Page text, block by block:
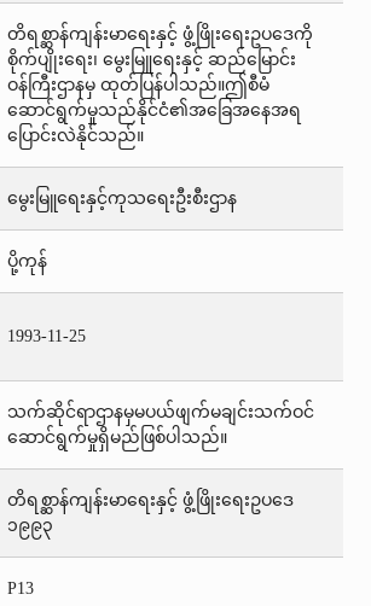
တိရစ္ဆာန်ကျန်းမာရေးနှင့် ဖွံ့ဖြိုးရေးဥပဒေကို
စိုက်ပျိုးရေး၊ မွေးမြူရေးနှင့် ဆည်မြောင်း
ဝန်ကြီးဌာနမှ ထုတ်ပြန်ပါသည်။ဤစီမံ
ဆောင်ရွက်မှုသည်နိုင်ငံ၏အခြေအနေအရ
ပြောင်းလဲနိုင်သည်။
မွေးမြူရေးနှင့်ကုသရေးဦးစီးဌာန
ပို့ကုန်
1993-11-25
သက်ဆိုင်ရာဌာနမှမပယ်ဖျက်မချင်းသက်ဝင်
ဆောင်ရွက်မှုရှိမည်ဖြစ်ပါသည်။
တိရစ္ဆာန်ကျန်းမာရေးနှင့် ဖွံ့ဖြိုးရေးဥပဒေ
၁၉၉၃
P13